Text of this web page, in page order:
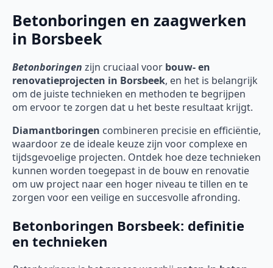
Betonboringen en zaagwerken
in Borsbeek
Betonboringen zijn cruciaal voor bouw- en
renovatieprojecten in Borsbeek, en het is belangrijk
om de juiste technieken en methoden te begrijpen
om ervoor te zorgen dat u het beste resultaat krijgt.
Diamantboringen combineren precisie en efficiëntie,
waardoor ze de ideale keuze zijn voor complexe en
tijdsgevoelige projecten. Ontdek hoe deze technieken
kunnen worden toegepast in de bouw en renovatie
om uw project naar een hoger niveau te tillen en te
zorgen voor een veilige en succesvolle afronding.
Betonboringen Borsbeek: definitie
en technieken